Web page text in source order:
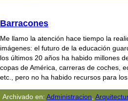
Barracones
Me llamo la atención hace tiempo la
imágenes: el futuro de la educación
los últimos 20 años ha habido millones
copas de América, carreras de coches,
etc., pero no ha habido recursos para
Archivado en: Administracion